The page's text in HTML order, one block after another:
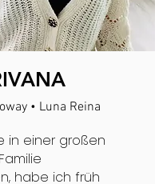
• Luna Reina
in einer großen
habe ich früh